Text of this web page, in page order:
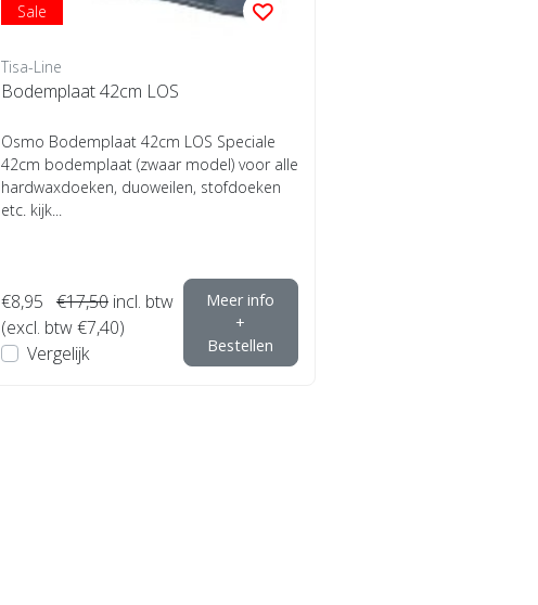
Sale
Tisa-Line
Bodemplaat 42cm LOS
Osmo Bodemplaat 42cm LOS Speciale
42cm bodemplaat (zwaar model) voor alle
hardwaxdoeken, duoweilen, stofdoeken
etc. kijk...
€8,95 €17,50 incl. btw
(excl. btw €7,40)
Vergelijk
Meer info
+
Bestellen